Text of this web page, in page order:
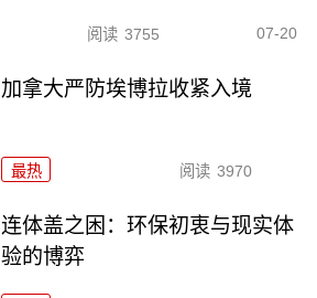
阅读 3755 07-20
加拿大严防埃博拉收紧入境
最热 阅读 3970
连体盖之困：环保初衷与现实体
验的博弈